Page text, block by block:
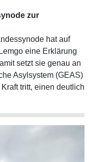
zur
hat auf
eine Erklärung
setzt sie genau an
Asylsystem (GEAS)
tritt, einen deutlich